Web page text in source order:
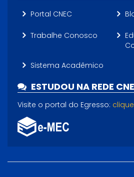
Portal CNEC
Trabalhe Conosco
Sistema Acadêmico
ESTUDOU NA REDE
Visite o portal do Egresso: